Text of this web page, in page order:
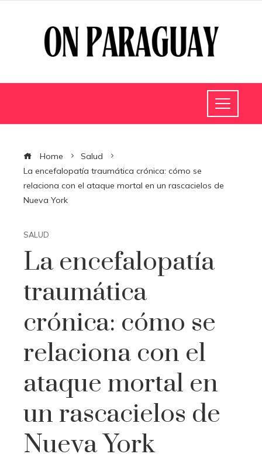
Home
Salud
La encefalopatía traumática crónica: cómo se
relaciona con el ataque mortal en un rascacielos de
Nueva York
SALUD
La encefalopatía
traumática
crónica: cómo se
relaciona con el
ataque mortal en
un rascacielos de
Nueva York